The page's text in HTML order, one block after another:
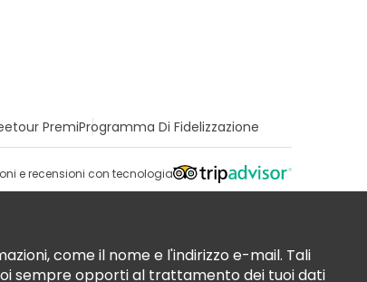
PremiProgramma Di Fidelizzazione
e recensioni con tecnologia
come il nome e l'indirizzo e-mail. Tali
sempre opporti al trattamento dei tuoi dati